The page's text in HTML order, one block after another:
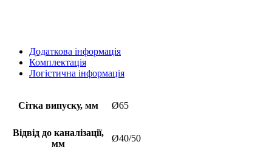
Додаткова інформація
Комплектація
Логістична інформація
Сітка випуску, мм Ø65
Відвід до каналізації,
мм
Ø40/50